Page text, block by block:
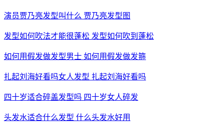
演员贾乃亮发型叫什么 贾乃亮发型图
发型如何吹法才能很蓬松 发型如何吹到蓬松
如何用假发做发型男士 如何用假发做发箍
扎起刘海好看吗女人发型 扎起刘海好看吗
四十岁适合碎盖发型吗 四十岁女人碎发
头发水适合什么发型 什么头发水好用